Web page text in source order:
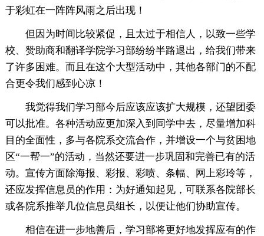
于彩虹在一阵阵风雨之后出现！
但因为时间比较紧促，且太过于相信人，以致一些学
校、赞助商和翻译学院学习部纷纷半路退出，给我们带来
了许多困难。而且在这个大型活动中，其他各部门的不配
合更令我们感到心凉！
我觉得我们学习部今后应该应该扩大规模，还望团委
可以批准。各种活动应更加深入到同学中去，尽量增加科
目的全面性，多与各院系交流合作，并增设一个与贫困地
区“一帮一”的活动，当然还要进一步巩固和完善已有的活
动。宣传方面除海报、彩报、彩喷、条幅、网上彩玲等，
还应发挥信息员的作用：为好通知起见，可联系各院部长
或各院系推举几位信息员组长，以便让他们协助宣传。
相信在进一步地善后，学习部将更好地发挥应有的作